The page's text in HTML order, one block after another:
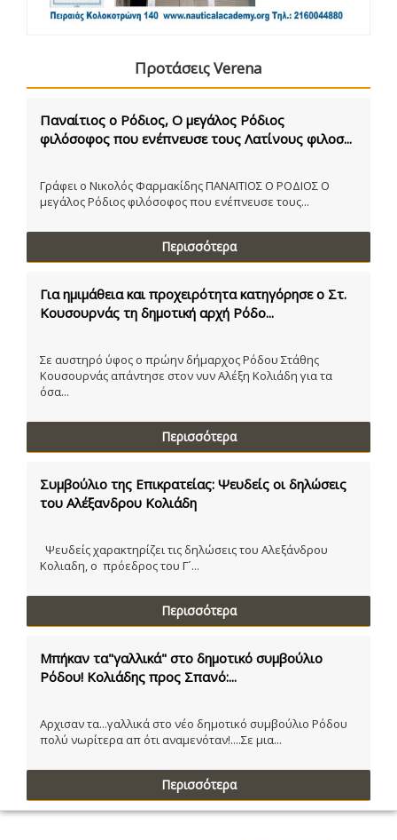
Προτάσεις Verena
Παναίτιος ο Ρόδιος, Ο μεγάλος Ρόδιος
φιλόσοφος που ενέπνευσε τους Λατίνους φιλοσ...
Γράφει ο Νικολός Φαρμακίδης ΠΑΝΑΙΤΙΟΣ Ο ΡΟΔΙΟΣ Ο
μεγάλος Ρόδιος φιλόσοφος που ενέπνευσε τους...
Περισσότερα
Για ημιμάθεια και προχειρότητα κατηγόρησε ο Στ.
Κουσουρνάς τη δημοτική αρχή Ρόδο...
Σε αυστηρό ύφος ο πρώην δήμαρχος Ρόδου Στάθης
Κουσουρνάς απάντησε στον νυν Αλέξη Κολιάδη για τα
όσα...
Περισσότερα
Συμβούλιο της Επικρατείας: Ψευδείς οι δηλώσεις
του Αλέξανδρου Κολιάδη
Ψευδείς χαρακτηρίζει τις δηλώσεις του Αλεξάνδρου
Κολιαδη, ο πρόεδρος του Γ´...
Περισσότερα
Μπήκαν τα"γαλλικά" στο δημοτικό συμβούλιο
Ρόδου! Κολιάδης προς Σπανό:...
Αρχισαν τα...γαλλικά στο νέο δημοτικό συμβούλιο Ρόδου
πολύ νωρίτερα απ ότι αναμενόταν!....Σε μια...
Περισσότερα